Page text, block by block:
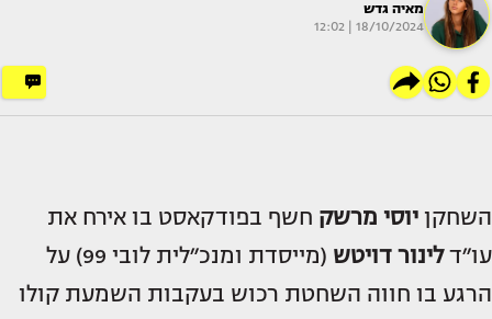
מאיה גדש
18/10/2024 | 12:02
השחקן יוסי מרשק חשף בפודקאסט בו אירח את
עו״דלינור דויטש
(מייסדת ומנכ״לית לובי 99) על
הרגע בו חווה השחטת רכוש בעקבות השמעת קולו